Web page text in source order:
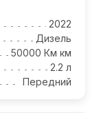
2022
Дизель
50000 Км км
2.2 л
Передний